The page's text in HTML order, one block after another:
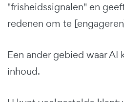
"frisheidssignalen" en
redenen om te
Een ander gebied waar AI
inhoud.